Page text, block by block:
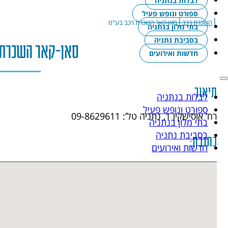
ספורט ונופש פעיל
בתי מלון בנתניה
בסביבת נתניה
חדשות ואירועים
לבלות בנתניה
ספורט ונופש פעיל
בתי מלון בנתניה
בסביבת נתניה
חדשות ואירועים
| השכרת רכב|סאן-קאר השכרת רכב בע"מ
סאן-קאר
תיאור
רח’ אוסישקין 1, נתניה טל’: 09-8629611
כתובת: